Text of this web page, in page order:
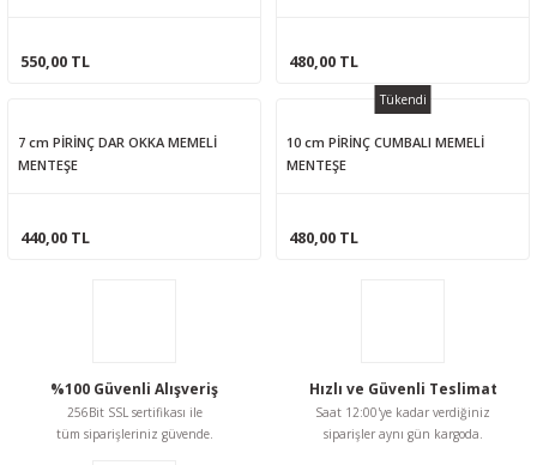
550,00 TL 480,00 TL
7 cm PİRİNÇ DAR OKKA MEMELİ
MENTEŞE
440,00 TL
Tükendi
10 cm PİRİNÇ CUMBALI MEMELİ
MENTEŞE
480,00 TL
%100 Güvenli Alışveriş
256Bit SSL sertifikası ile
tüm siparişleriniz güvende.
Hızlı ve Güvenli Teslimat
Saat 12:00'ye kadar verdiğiniz
siparişler aynı gün kargoda.